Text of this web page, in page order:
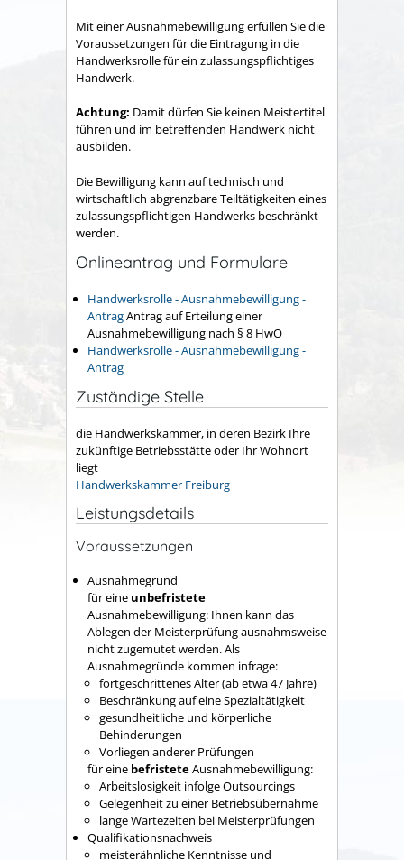
Mit einer Ausnahmebewilligung erfüllen Sie die
Voraussetzungen für die Eintragung in die
Handwerksrolle für ein zulassungspflichtiges
Handwerk.
Achtung: Damit dürfen Sie keinen Meistertitel
führen und im betreffenden Handwerk nicht
ausbilden.
Die Bewilligung kann auf technisch und
wirtschaftlich abgrenzbare Teiltätigkeiten eines
zulassungspflichtigen Handwerks beschränkt
werden.
Onlineantrag und Formulare
Handwerksrolle - Ausnahmebewilligung -
AntragAntrag auf Erteilung einer
Ausnahmebewilligung nach § 8 HwO
Handwerksrolle - Ausnahmebewilligung -
Antrag
Zuständige Stelle
die Handwerkskammer, in deren Bezirk Ihre
zukünftige Betriebsstätte oder Ihr Wohnort
liegt
Handwerkskammer Freiburg
Leistungsdetails
Voraussetzungen
Ausnahmegrund
für eine unbefristete
Ausnahmebewilligung: Ihnen kann das
Ablegen der Meisterprüfung ausnahmsweise
nicht zugemutet werden.Als
Ausnahmegründe kommen infrage:
fortgeschrittenes Alter (ab etwa 47 Jahre)
Beschränkung auf eine Spezialtätigkeit
gesundheitliche und körperliche
Behinderungen
Vorliegen anderer Prüfungen
für eine befristeteAusnahmebewilligung:
Arbeitslosigkeit infolge Outsourcings
Gelegenheit zu einer Betriebsübernahme
lange Wartezeiten bei Meisterprüfungen
Qualifikationsnachweis
meisterähnliche Kenntnisse und